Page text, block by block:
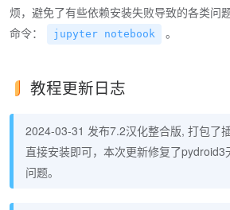
烦，避免了有些依赖安装失败导致的各类问
命令：
jupyter notebook 。
教程更新日志
2024-03-31 发布7.2汉化整合版, 打包了
直接安装即可，本次更新修复了pydroid3
问题。